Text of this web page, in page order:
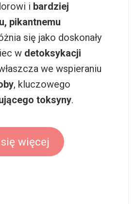
i bardziej
pikantnemu
się jako doskonały
w detoksykacji
we wspieraniu
, kluczowego
toksyny.
więcej